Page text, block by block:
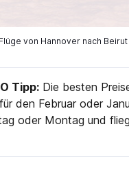
von Hannover nach Beirut
Tipp:Die besten
den Februar oder
oder Montag und